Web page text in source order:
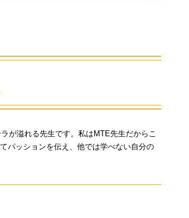
が溢れる先生です。私はMTE先生だからこ
パッションを伝え、他では学べない自分の